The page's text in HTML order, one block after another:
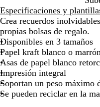
la
imagen
la
imagen
la
imagen
l
K
r
a
f
t
m
a
r
l
K
r
a
f
t
b
l
a
Especificaciones y
Crea recuerdos
propias bolsas de regalo.
Disponibles en 3 tamaños
Papel kraft blanco o
Asas de papel blanco
Impresión integral
Soportan un peso máximo
Se pueden reciclar en la